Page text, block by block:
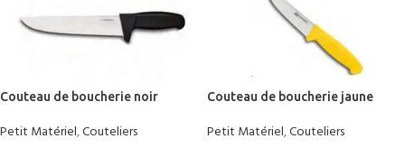
Couteau de boucherie noir
Petit Matériel,Couteliers
Couteau de boucherie jaune
Petit Matériel,Couteliers